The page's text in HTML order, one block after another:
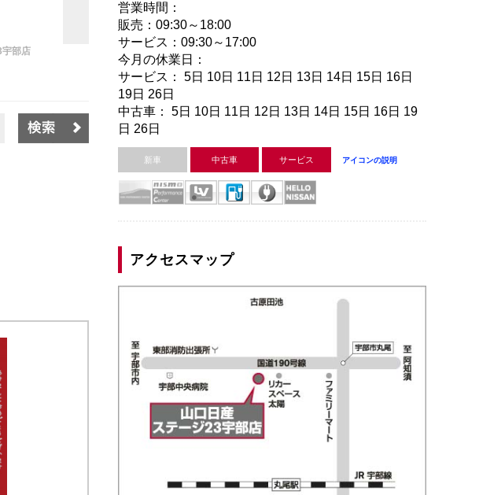
営業時間：
販売：09:30～18:00
サービス：09:30～17:00
今月の休業日：
サービス： 5日 10日 11日 12日 13日 14日 15日 16日
19日 26日
中古車： 5日 10日 11日 12日 13日 14日 15日 16日 19
日 26日
新車 中古車 サービス アイコンの説明
アクセスマップ